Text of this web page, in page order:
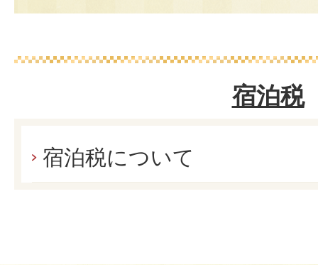
宿泊税
宿泊税について